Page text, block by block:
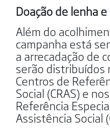
Doação de lenha
Além do
campanha está
a arrecadação de
serão distribuídos
Centros de
Social (CRAS) e
Referência
Assistência Social